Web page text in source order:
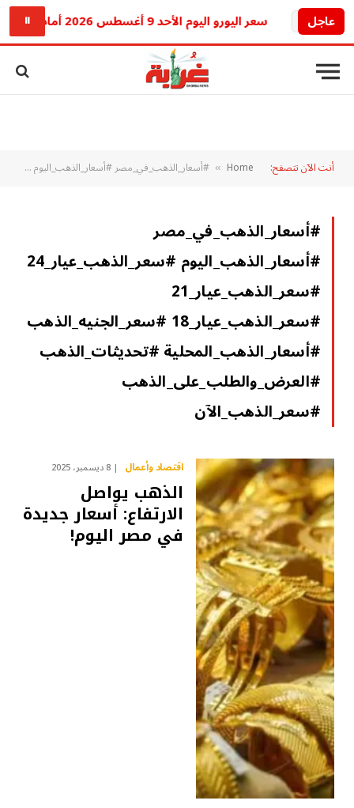
عاجل سعر اليورو اليوم الأحد 9 أغسطس 2026 أمام الجنيه المصري.. تراجع جديد في البنوك ⏸
أنت الآن تتصفح: Home
» #أسعار_الذهب_في_مصر #أسعار_الذهب_اليوم #سعر_الذهب_عيار_24 #سعر_الذهب_عيار_21 #سعر_الذهب_عيار_18 #سعر_الجنيه_الذهب #أسعار_الذهب_المحلية #تحديثات_الذهب #العرض_والطلب_على_الذهب #سعر_الذهب_الآن
#أسعار_الذهب_في_مصر
#أسعار_الذهب_اليوم #سعر_الذهب_عيار_24
#سعر_الذهب_عيار_21
#سعر_الذهب_عيار_18 #سعر_الجنيه_الذهب
#أسعار_الذهب_المحلية #تحديثات_الذهب
#العرض_والطلب_على_الذهب
#سعر_الذهب_الآن
اقتصاد وأعمال 8 ديسمبر، 2025
الذهب يواصل
الارتفاع: أسعار جديدة
في مصر اليوم!